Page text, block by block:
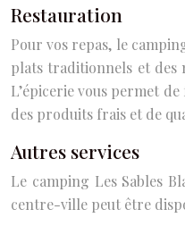
Restauration
Pour vos repas, le
plats traditionnels et des
L’épicerie vous permet
des produits frais et de
Autres services
Le camping Les Sables
centre-ville peut être